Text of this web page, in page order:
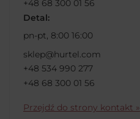
+48 68 300 01 56
Detal:
pn-pt, 8:00 16:00
sklep@hurtel.com
+48 534 990 277
+48 68 300 01 56
Przejdź do strony kontakt »